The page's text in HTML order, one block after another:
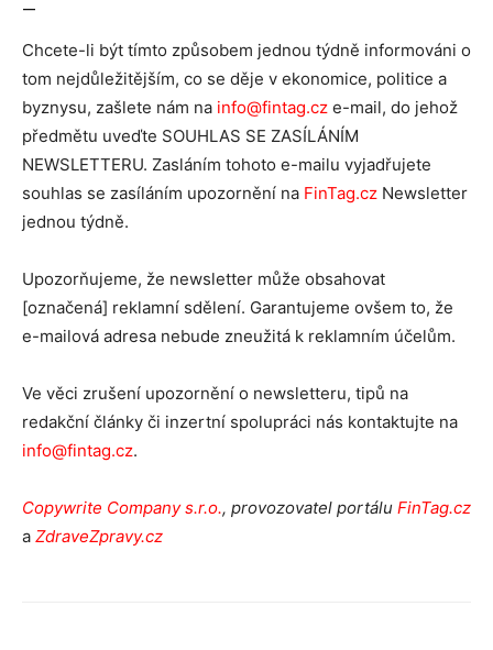
—
Chcete-li být tímto způsobem jednou týdně informováni o
tom nejdůležitějším, co se děje v ekonomice, politice a
byznysu, zašlete nám na info@fintag.cz e-mail, do jehož
předmětu uveďte SOUHLAS SE ZASÍLÁNÍM
NEWSLETTERU. Zasláním tohoto e-mailu vyjadřujete
souhlas se zasíláním upozornění na FinTag.cz Newsletter
jednou týdně.
Upozorňujeme, že newsletter může obsahovat
[označená] reklamní sdělení. Garantujeme ovšem to, že
e-mailová adresa nebude zneužitá k reklamním účelům.
Ve věci zrušení upozornění o newsletteru, tipů na
redakční články či inzertní spolupráci nás kontaktujte na
info@fintag.cz.
Copywrite Company s.r.o., provozovatel portálu FinTag.cz
a ZdraveZpravy.cz